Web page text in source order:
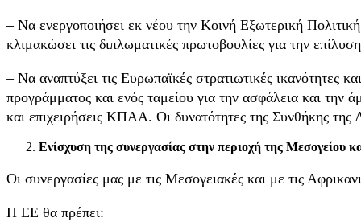
– Να ενεργοποιήσει εκ νέου την Κοινή Εξωτερική
κλιμακώσει τις διπλωματικές πρωτοβουλίες για την
– Να αναπτύξει τις Ευρωπαϊκές στρατιωτικές ικανότητες
προγράμματος και ενός ταμείου για την ασφάλεια και την
και επιχειρήσεις ΚΠΑΑ. Οι δυνατότητες της Συνθήκης
Ενίσχυση της συνεργασίας στην περιοχή της Μεσογείου
Οι συνεργασίες μας με τις Μεσογειακές και με τις
Η ΕΕ θα πρέπει: